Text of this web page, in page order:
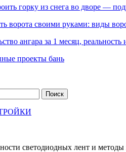
горку из снега во дворе —
ворота своими руками: виды
ангара за 1 месяц,
проекты бань
светодиодных лент и методы